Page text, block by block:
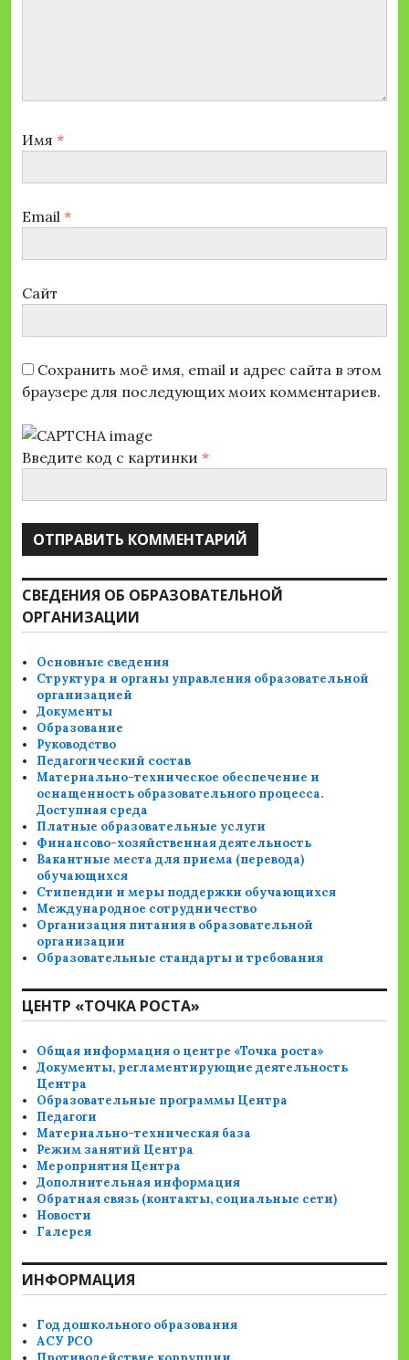
Имя *
Email *
Сайт
Сохранить моё имя, email и адрес сайта в этом
браузере для последующих моих комментариев.
Введите код с картинки *
СВЕДЕНИЯ ОБ ОБРАЗОВАТЕЛЬНОЙ
ОРГАНИЗАЦИИ
Основные сведения
Структура и органы управления образовательной
организацией
Документы
Образование
Руководство
Педагогический состав
Материально-техническое обеспечение и
оснащенность образовательного процесса.
Доступная среда
Платные образовательные услуги
Финансово-хозяйственная деятельность
Вакантные места для приема (перевода)
обучающихся
Стипендии и меры поддержки обучающихся
Международное сотрудничество
Организация питания в образовательной
организации
Образовательные стандарты и требования
ЦЕНТР «ТОЧКА РОСТА»
Общая информация о центре «Точка роста»
Документы, регламентирующие деятельность
Центра
Образовательные программы Центра
Педагоги
Материально-техническая база
Режим занятий Центра
Мероприятия Центра
Дополнительная информация
Обратная связь (контакты, социальные сети)
Новости
Галерея
ИНФОРМАЦИЯ
Год дошкольного образования
АСУ РСО